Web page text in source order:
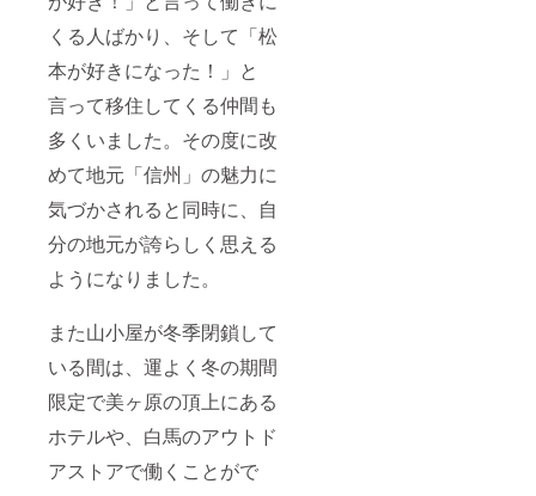
くる人ばかり、そして「松
本が好きになった！」と
言って移住してくる仲間も
多くいました。その度に改
めて地元「信州」の魅力に
気づかされると同時に、自
分の地元が誇らしく思える
ようになりました。
また山小屋が冬季閉鎖して
いる間は、運よく冬の期間
限定で美ヶ原の頂上にある
ホテルや、白馬のアウトド
アストアで働くことがで